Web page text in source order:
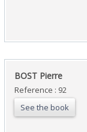
‎BOST Pierre‎
Reference : 92
See the book